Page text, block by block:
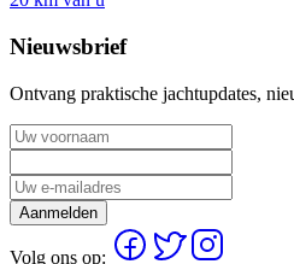
Nieuwsbrief
Ontvang praktische jachtupdates,
Aanmelden
Volg ons op: